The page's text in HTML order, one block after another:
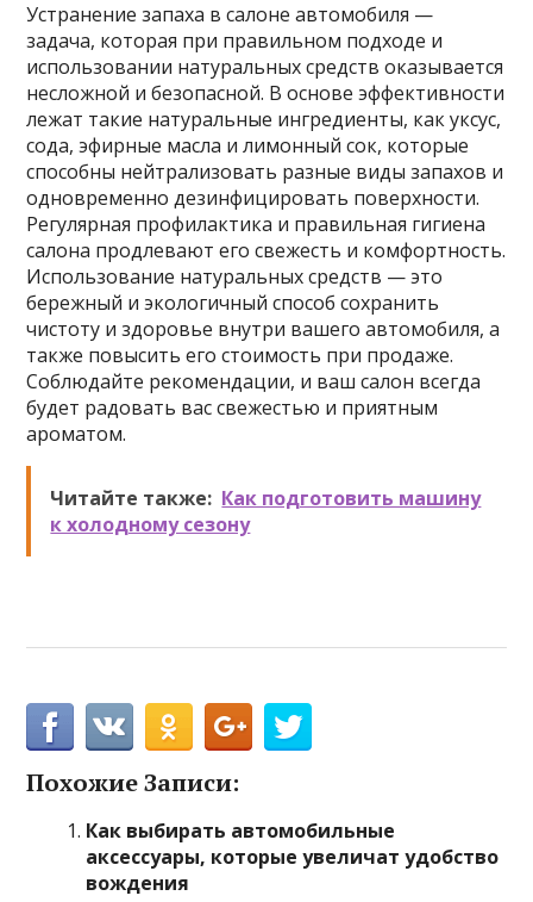
Устранение запаха в салоне автомобиля —
задача, которая при правильном подходе и
использовании натуральных средств оказывается
несложной и безопасной. В основе эффективности
лежат такие натуральные ингредиенты, как уксус,
сода, эфирные масла и лимонный сок, которые
способны нейтрализовать разные виды запахов и
одновременно дезинфицировать поверхности.
Регулярная профилактика и правильная гигиена
салона продлевают его свежесть и комфортность.
Использование натуральных средств — это
бережный и экологичный способ сохранить
чистоту и здоровье внутри вашего автомобиля, а
также повысить его стоимость при продаже.
Соблюдайте рекомендации, и ваш салон всегда
будет радовать вас свежестью и приятным
ароматом.
Читайте также: Как подготовить машину
к холодному сезону
Похожие Записи:
Как выбирать автомобильные
аксессуары, которые увеличат удобство
вождения